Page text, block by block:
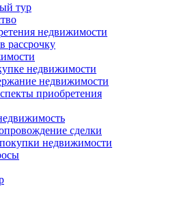
тур
недвижимости
рассрочку
недвижимости
недвижимости
приобретения
сделки
недвижимости